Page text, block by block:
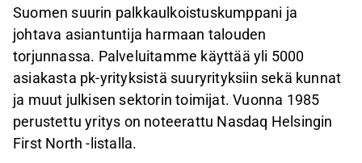
Suomen suurin palkkaulkoistuskumppani ja
johtava asiantuntija harmaan talouden
torjunnassa. Palveluitamme käyttää yli 5000
asiakasta pk-yrityksistä suuryrityksiin sekä kunnat
ja muut julkisen sektorin toimijat. Vuonna 1985
perustettu yritys on noteerattu Nasdaq Helsingin
First North -listalla.